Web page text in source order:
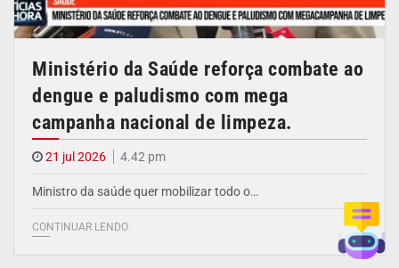
Ministério da Saúde reforça combate ao
dengue e paludismo com mega
campanha nacional de limpeza.
21 jul 2026 4.42 pm
Ministro da saúde quer mobilizar todo o…
CONTINUAR LENDO